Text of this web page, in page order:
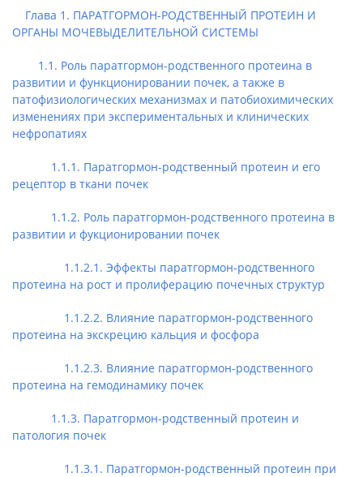
Глава 1. ПАРАТГОРМОН-РОДСТВЕННЫЙ ПРОТЕИН И
ОРГАНЫ МОЧЕВЫДЕЛИТЕЛЬНОЙ СИСТЕМЫ
1.1. Роль паратгормон-родственного протеина в
развитии и функционировании почек, а также в
патофизиологических механизмах и патобиохимических
изменениях при экспериментальных и клинических
нефропатиях
1.1.1. Паратгормон-родственный протеин и его
рецептор в ткани почек
1.1.2. Роль паратгормон-родственного протеина в
развитии и фукционировании почек
1.1.2.1. Эффекты паратгормон-родственного
протеина на рост и пролиферацию почечных структур
1.1.2.2. Влияние паратгормон-родственного
протеина на экскрецию кальция и фосфора
1.1.2.3. Влияние паратгормон-родственного
протеина на гемодинамику почек
1.1.3. Паратгормон-родственный протеин и
патология почек
1.1.3.1. Паратгормон-родственный протеин при